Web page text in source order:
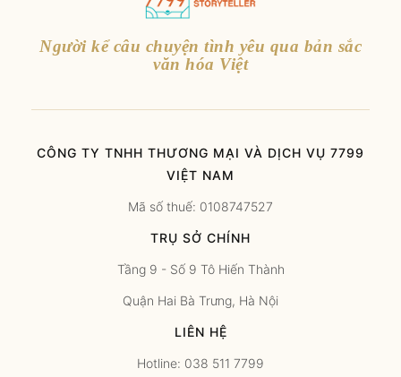
Người kể câu chuyện tình yêu qua bản sắc
văn hóa Việt
CÔNG TY TNHH THƯƠNG MẠI VÀ DỊCH VỤ 7799
VIỆT NAM
Mã số thuế: 0108747527
TRỤ SỞ CHÍNH
Tầng 9 - Số 9 Tô Hiến Thành
Quận Hai Bà Trưng, Hà Nội
LIÊN HỆ
Hotline: 038 511 7799